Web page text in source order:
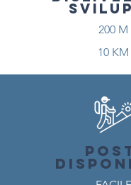
200 M
10 KM